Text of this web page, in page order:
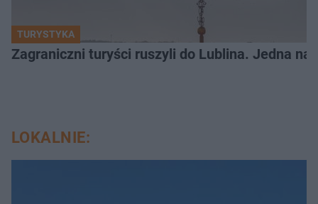
TURYSTYKA
Zagraniczni turyści ruszyli do Lublina. Jedna
LOKALNIE: